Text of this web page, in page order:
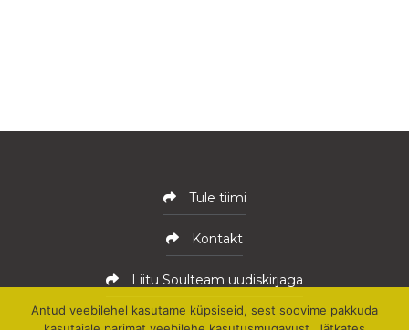
Tule tiimi
Kontakt
Liitu Soulteam uudiskirjaga
Antud veebilehel kasutame küpsiseid, sest soovime pakkuda